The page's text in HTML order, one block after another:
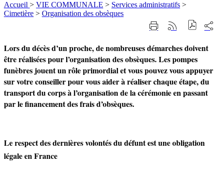
Accueil > VIE COMMUNALE > Services administratifs >
Cimetière > Organisation des obsèques
ImprimerGénérer
RSS
sur
Organisation des obsèques
Lors du décès d’un proche, de nombreuses démarches doivent
être réalisées pour l’organisation des obsèques. Les pompes
funèbres jouent un rôle primordial et vous pouvez vous appuyer
sur votre conseiller pour vous aider à réaliser chaque étape, du
transport du corps à l’organisation de la cérémonie en passant
par le financement des frais d’obsèques.
Le respect des dernières volontés du défunt est une obligation
légale en France